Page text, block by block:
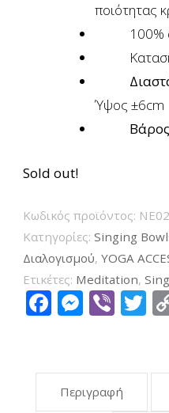
ποιότητας
100%
Ύψος ±6cm
Sold out!
Κωδικός προϊόντος:
Κατηγορίες: Singing
Διαλογισμού, YOGA
Ετικέτες: Meditation,
Facebook
Περιγραφή